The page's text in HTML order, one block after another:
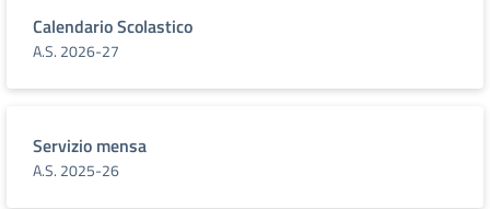
Calendario Scolastico
A.S. 2026-27
Servizio mensa
A.S. 2025-26